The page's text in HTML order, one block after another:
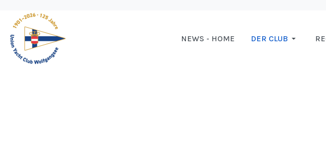
NEWS - HOME DER CLUB